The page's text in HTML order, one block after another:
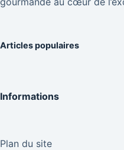
Articles populaires
Informations
Plan du site